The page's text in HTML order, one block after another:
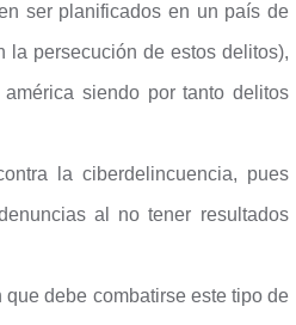
ser planificados en un país de
la persecución de estos delitos),
siendo por tanto delitos
la ciberdelincuencia, pues
al no tener resultados
debe combatirse este tipo de